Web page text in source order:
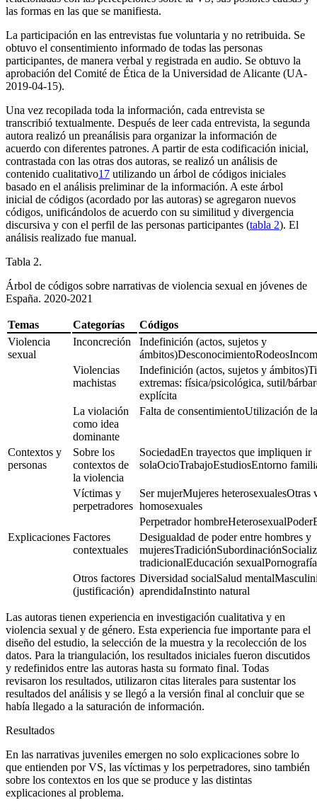
las formas en las que se manifiesta.
La participación en las entrevistas fue voluntaria y no retribuida. Se
obtuvo el consentimiento informado de todas las personas
participantes, de manera verbal y registrada en audio. Se obtuvo la
aprobación del Comité de Ética de la Universidad de Alicante (UA-
2019-04-15).
Una vez recopilada toda la información, cada entrevista se
transcribió textualmente. Después de leer cada entrevista, la segunda
autora realizó un preanálisis para organizar la información de
acuerdo con diferentes patrones. A partir de esta codificación inicial,
contrastada con las otras dos autoras, se realizó un análisis de
contenido cualitativo17 utilizando un árbol de códigos iniciales
basado en el análisis preliminar de la información. A este árbol
inicial de códigos (acordado por las autoras) se agregaron nuevos
códigos, unificándolos de acuerdo con su similitud y divergencia
discursiva y con el perfil de las personas participantes (tabla 2). El
análisis realizado fue manual.
Tabla 2.
Árbol de códigos sobre narrativas de violencia sexual en jóvenes de
España. 2020-2021
Temas Categorías
Códigos
Violencia
sexual
Inconcreción
Indefinición (actos, sujetos y
Violencias
machistas
Indefinición (actos, sujetos y
extremas: física/psicológica, sutil/
explícita
La violación
como idea
dominante
Falta de consentimientoUtilización de
Contextos y
personas
Sobre los
contextos de
la violencia
SociedadEn trayectos que impliquen ir
solaOcioTrabajoEstudiosEntorno
Víctimas y
perpetradores
Ser mujerMujeres heterosexualesOtras
homosexuales
Perpetrador
Explicaciones Factores
contextuales
Desigualdad de poder entre hombres y
tradicionalEducación
Otros factores
(justificación)
Diversidad socialSalud
aprendidaInstinto natural
Las autoras tienen experiencia en investigación cualitativa y en
violencia sexual y de género. Esta experiencia fue importante para el
diseño del estudio, la selección de la muestra y la recolección de los
datos. Para la triangulación, los resultados iniciales fueron discutidos
y redefinidos entre las autoras hasta su formato final. Todas
revisaron los resultados, utilizaron citas literales para sustentar los
resultados del análisis y se llegó a la versión final al concluir que se
había llegado a la saturación de información.
Resultados
En las narrativas juveniles emergen no solo explicaciones sobre lo
que entienden por VS, las víctimas y los perpetradores, sino también
sobre los contextos en los que se produce y las distintas
explicaciones al problema.